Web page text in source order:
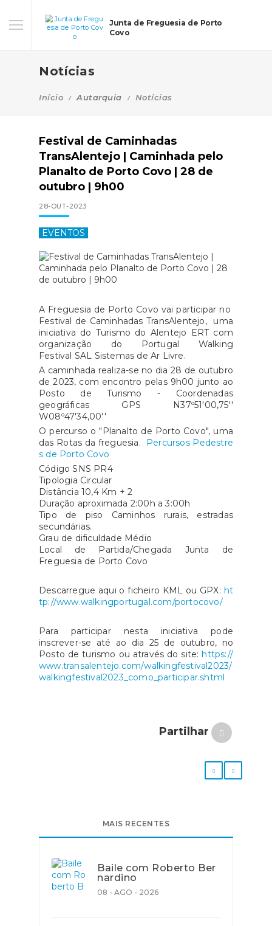
Junta de Freguesia de Porto
Covo
Notícias
Início Autarquia Notícias
Festival de Caminhadas
TransAlentejo | Caminhada pelo
Planalto de Porto Covo | 28 de
outubro | 9h00
28-OUT-2023
EVENTOS
A Freguesia de Porto Covo vai participar no
Festival de Caminhadas TransAlentejo, uma
iniciativa do Turismo do Alentejo ERT com
organização do Portugal Walking
Festival SAL Sistemas de Ar Livre.
A caminhada realiza-se no dia 28 de outubro
de 2023, com encontro pelas 9h00 junto ao
Posto de Turismo - Coordenadas
geográficas GPS N37º51'00,75''
W08º47'34,00''
O percurso o "Planalto de Porto Covo", uma
das Rotas da freguesia. Percursos Pedestre
s de Porto Covo
Código SNS PR4
Tipologia Circular
Distância 10,4 Km + 2
Duração aproximada 2:00h a 3:00h
Tipo de piso Caminhos rurais, estradas
secundárias.
Grau de dificuldade Médio
Local de Partida/Chegada Junta de
Freguesia de Porto Covo
Descarregue aqui o ficheiro KML ou GPX: ht
tp://www.walkingportugal.com/portocovo/
Para participar nesta iniciativa pode
inscrever-se até ao dia 25 de outubro, no
Posto de turismo ou através do site:https://
www.transalentejo.com/walkingfestival2023/
walkingfestival2023_como_participar.shtml
Partilhar
MAIS RECENTES
Baile com Roberto Ber
nardino
08 - AGO - 2026